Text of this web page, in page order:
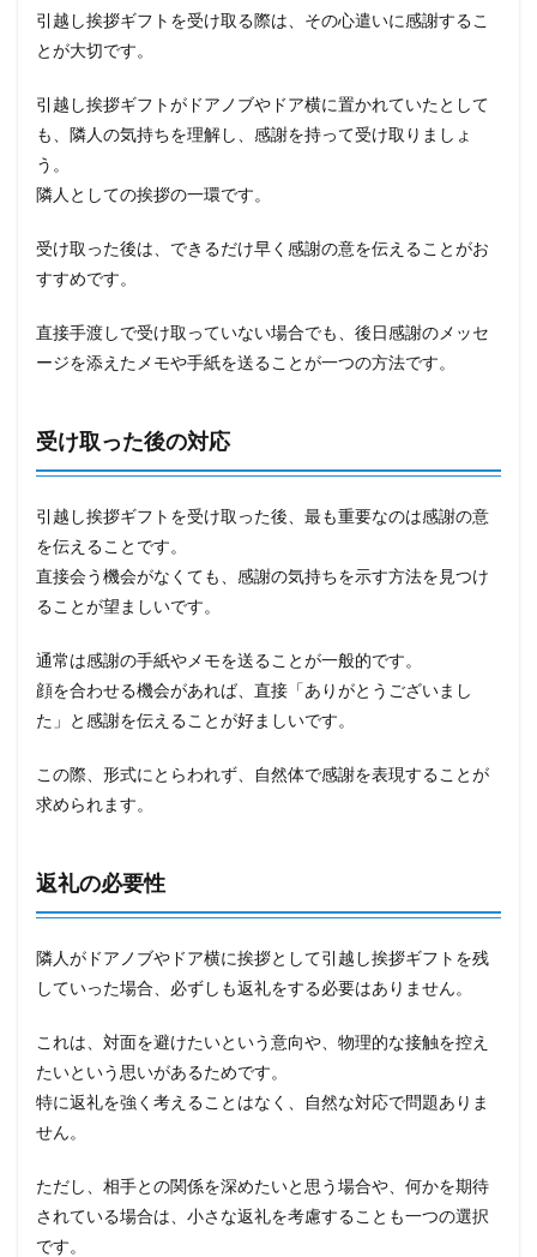
引越し挨拶ギフトを受け取る際は、その心遣いに感謝するこ
とが大切です。
引越し挨拶ギフトがドアノブやドア横に置かれていたとして
も、隣人の気持ちを理解し、感謝を持って受け取りましょ
う。
隣人としての挨拶の一環です。
受け取った後は、できるだけ早く感謝の意を伝えることがお
すすめです。
直接手渡しで受け取っていない場合でも、後日感謝のメッセ
ージを添えたメモや手紙を送ることが一つの方法です。
受け取った後の対応
引越し挨拶ギフトを受け取った後、最も重要なのは感謝の意
を伝えることです。
直接会う機会がなくても、感謝の気持ちを示す方法を見つけ
ることが望ましいです。
通常は感謝の手紙やメモを送ることが一般的です。
顔を合わせる機会があれば、直接「ありがとうございまし
た」と感謝を伝えることが好ましいです。
この際、形式にとらわれず、自然体で感謝を表現することが
求められます。
返礼の必要性
隣人がドアノブやドア横に挨拶として引越し挨拶ギフトを残
していった場合、必ずしも返礼をする必要はありません。
これは、対面を避けたいという意向や、物理的な接触を控え
たいという思いがあるためです。
特に返礼を強く考えることはなく、自然な対応で問題ありま
せん。
ただし、相手との関係を深めたいと思う場合や、何かを期待
されている場合は、小さな返礼を考慮することも一つの選択
です。